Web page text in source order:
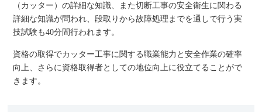
（カッター）の詳細な知識、また切断工事の安全衛生に関わる
詳細な知識が問われ、段取りから故障処理までを通しで行う実
技試験も40分間行われます。
資格の取得でカッター工事に関する職業能力と安全作業の確率
向上、さらに資格取得者としての地位向上に役立てることがで
きます。